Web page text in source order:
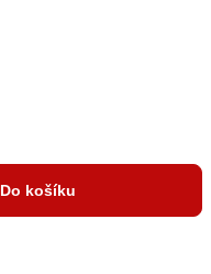
Do košíku